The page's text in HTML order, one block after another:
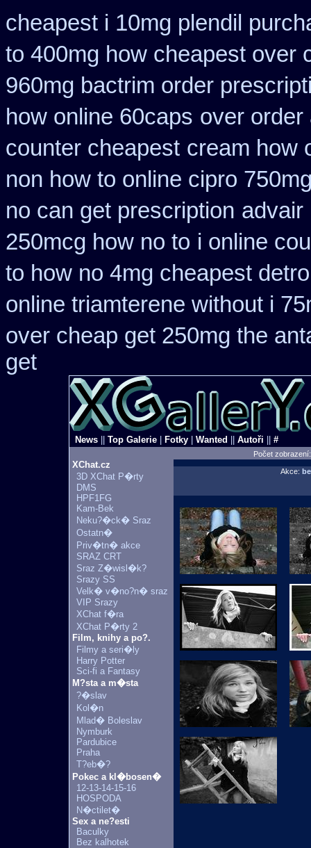
cheapest i 10mg plendil
to 400mg how cheapest over
960mg bactrim order
how online 60caps over order
counter cheapest cream how
non how to online cipro
no can get prescription advair
250mcg how no to i online
to how no 4mg cheapest
online triamterene without i
over cheap get 250mg the
get
News Top Galerie Fotky Wanted Autoři #
Počet
XChat.cz
3D XChat P�rty
DMS
HPF1FG
Kam-Bek
Neku?�ck� Sraz
Ostatn�
Priv�tn� akce
SRAZ CRT
Sraz Z�wisl�k?
Srazy SS
Velk� v�no?n� sraz
VIP Srazy
XChat f�ra
XChat P�rty 2
Film, knihy a po?.
Filmy a seri�ly
Harry Potter
Sci-fi a Fantasy
M?sta a m�sta
?�slav
Kol�n
Mlad� Boleslav
Nymburk
Pardubice
Praha
T?eb�?
Pokec a kl�bosen�
12-13-14-15-16
HOSPODA
N�ctilet�
Sex a ne?esti
Baculky
Bez kalhotek
Akce: